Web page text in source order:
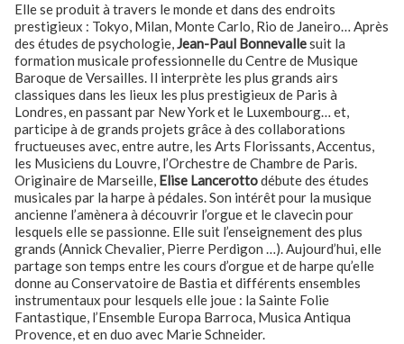
Elle se produit à travers le monde et dans des endroits
prestigieux : Tokyo, Milan, Monte Carlo, Rio de Janeiro… Après
des études de psychologie,Jean-Paul Bonnevallesuit la
formation musicale professionnelle du Centre de Musique
Baroque de Versailles. Il interprète les plus grands airs
classiques dans les lieux les plus prestigieux de Paris à
Londres, en passant par New York et le Luxembourg… et,
participe à de grands projets grâce à des collaborations
fructueuses avec, entre autre, les Arts Florissants, Accentus,
les Musiciens du Louvre, l’Orchestre de Chambre de Paris.
Originaire de Marseille, Elise Lancerottodébute des études
musicales par la harpe à pédales. Son intérêt pour la musique
ancienne l’amènera à découvrir l’orgue et le clavecin pour
lesquels elle se passionne. Elle suit l’enseignement des plus
grands (Annick Chevalier, Pierre Perdigon …). Aujourd’hui, elle
partage son temps entre les cours d’orgue et de harpe qu’elle
donne au Conservatoire de Bastia et différents ensembles
instrumentaux pour lesquels elle joue : la Sainte Folie
Fantastique, l’Ensemble Europa Barroca, Musica Antiqua
Provence, et en duo avec Marie Schneider.